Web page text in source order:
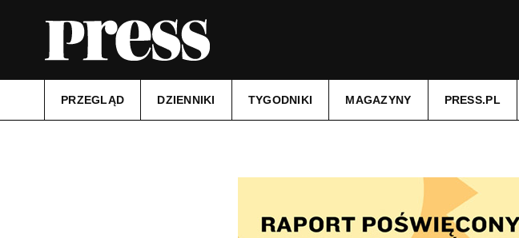
PRZEGLĄD DZIENNIKI TYGODNIKI MAGAZYNY PRESS.PL